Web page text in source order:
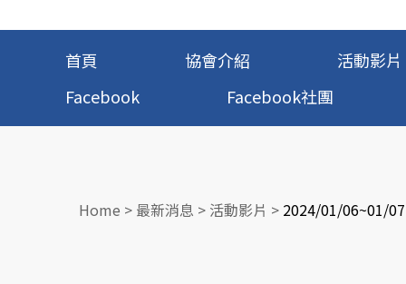
首頁 協會介紹
活動影片
Facebook
Facebook社團
Home > 最新消息 > 活動影片 > 2024/01/06~01/